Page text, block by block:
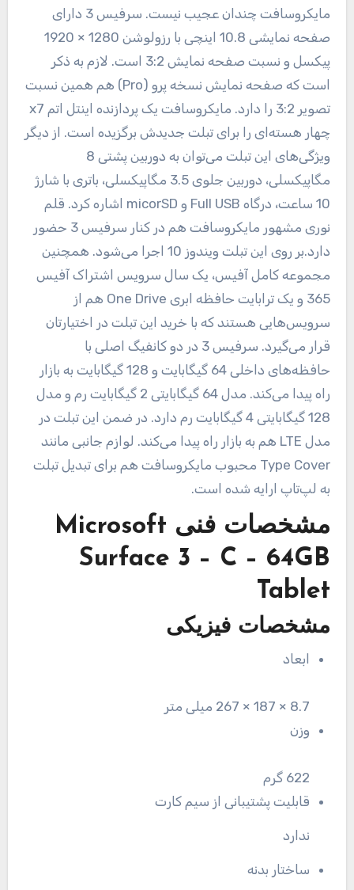
مایکروسافت چندان عجیب نیست. سرفیس 3 دارای
صفحه نمایشی 10.8 اینچی با رزولوشن 1280 × 1920
پیکسل و نسبت صفحه نمایش 3:2 است. لازم به ذکر
است که صفحه نمایش نسخه پرو (Pro) هم همین نسبت
تصویر 3:2 را دارد. مایکروسافت یک پردازنده اینتل اتم x7
چهار هسته‌ای را برای تبلت جدیدش برگزیده است. از دیگر
ویژگی‌های این تبلت می‌توان به دوربین پشتی 8
مگاپیکسلی، دوربین جلوی 3.5 مگاپیکسلی، باتری با شارژ
10 ساعت، درگاه Full USB و micorSD اشاره کرد. قلم
نوری مشهور مایکروسافت هم در کنار سرفیس 3 حضور
دارد.بر روی این تبلت ویندوز 10 اجرا می‌شود. همچنین
مجموعه کامل آفیس، یک سال سرویس اشتراک آفیس
365 و یک ترابایت حافظه ابری One Drive هم از
سرویس‌هایی هستند که با خرید این تبلت در اختیارتان
قرار می‌گیرد. سرفیس 3 در دو کانفیگ اصلی با
حافظه‌های داخلی 64 گیگابایت و 128 گیگابایت به بازار
راه پیدا می‌کند. مدل 64 گیگابایتی 2 گیگابایت رم و مدل
128 گیگابایتی 4 گیگابایت رم دارد. در ضمن این تبلت در
مدل LTE هم به بازار راه پیدا می‌کند. لوازم جانبی مانند
Type Cover محبوب مایکروسافت هم برای تبدیل تبلت
به لپ‌تاپ ارایه شده است.
مشخصات فنی Microsoft
Surface 3 – C – 64GB
Tablet
مشخصات فیزیکی
ابعاد
8.7 × 187 × 267 میلی متر
وزن
622 گرم
قابلیت پشتیبانی از سیم کارت
ندارد
ساختار بدنه